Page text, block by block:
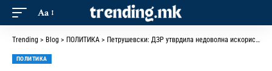
Aa
Trending > Blog > ПОЛИТИКА > Петрушевски: ДЗР утврдила недоволна искористеност на апаратите за магнетна резонанца во време на СДС и ДУИ, граѓаните чекале, а немало потреба
ПОЛИТИКА